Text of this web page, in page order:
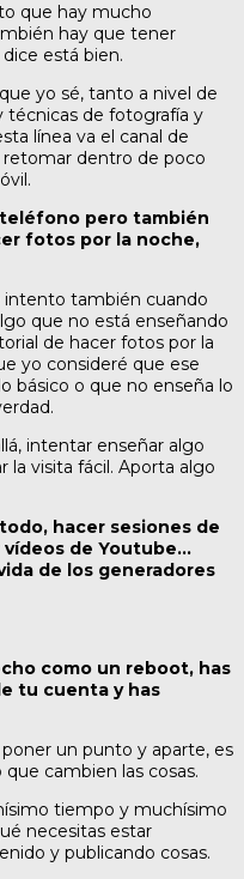
que hay mucho
hay que tener
está bien.
yo sé, tanto a nivel de
técnicas de fotografía y
línea va el canal de
dentro de poco
pero también
fotos por la noche,
intento también cuando
que no está enseñando
de hacer fotos por la
yo consideré que ese
básico o que no enseña lo
intentar enseñar algo
visita fácil. Aporta algo
hacer sesiones de
de Youtube…
de los generadores
como un reboot, has
tu cuenta y has
un punto y aparte, es
cambien las cosas.
tiempo y muchísimo
necesitas estar
y publicando cosas.